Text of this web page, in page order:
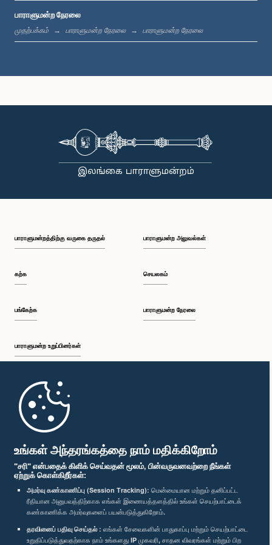
உங்கள் அந்தரங்கத்தை நாம் மதிக்கிறோம்
"சரி" என்பதைக் கிளிக் செய்வதன் மூலம், பின்வருவனவற்றை நீங்கள்
ஏற்றுக் கொள்கிறீர்கள்:
அமர்வு கண்காணிப்பு (Session Tracking): மென்மையான மற்றும் தனிப்பட்ட
ரீதியான அனுபவத்திற்காக எங்கள் இணையத்தளத்தில் உங்கள் செயற்பாட்டைக்
கண்காணிக்க அமர்வுகளைப் பயன்படுத்துகிறோம்.
தரவினைப் பதிவு செய்தல் : எங்கள் சேவைகளின் பாதுகாப்பு மற்றும் செயற்பாட்டை
உறுதிப்படுத்துவதற்காக நாம் உங்களது IP முகவரி, சாதன விவரங்கள் மற்றும் பிற
பி.ப. 12:05 - பி.ப. 12:13
பி.ப. 1:00 - பி.ப. 1:10
பி.ப. 1:10 - பி.ப. 1:19
பி.ப. 1:34 - பி.ப. 1:55
பி.ப. 2:06 - பி.ப. 2:16
பி.ப. 2:16 - பி.ப. 2:25
பி.ப. 2:25 - பி.ப. 2:35
பாராளுமன்ற நேரலை
முதற்பக்கம் பாராளுமன்ற நேரலை பாராளுமன்ற நேரலை
பாராளுமன்றத்திற்கு வருகை தருதல்
கற்க
பங்கேற்க
பாராளுமன்ற உறுப்பினர்கள்
முதற்பக்கம்
பாராளுமன்ற அலுவல்கள்
செயலகம்
பாராளுமன்ற நேரலை
பாராளுமன்ற கையடக்க செயலி
எம்மை பின்தொடர்க :
விருதுகள்